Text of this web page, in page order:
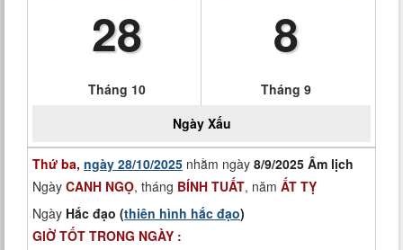
28
Tháng 10
8
Tháng 9
Ngày Xấu
Thứ ba, ngày 28/10/2025 nhằm ngày 8/9/2025 Âm lịch
Ngày CANH NGỌ, tháng BÍNH TUẤT, năm ẤT TỴ
Ngày Hắc đạo (thiên hình hắc đạo)
GIỜ TỐT TRONG NGÀY :